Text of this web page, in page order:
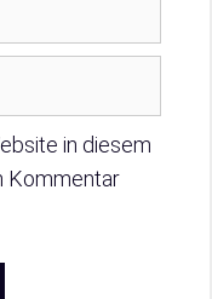
in diesem
Kommentar